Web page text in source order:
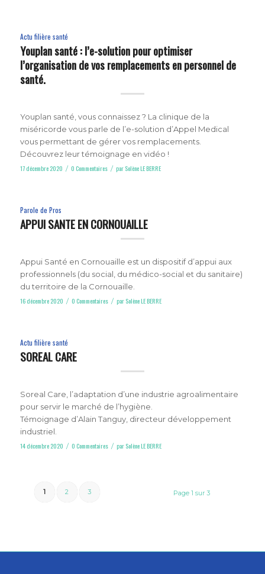
Actu filière santé
Youplan santé : l’e-solution pour optimiser
l’organisation de vos remplacements en personnel de
santé.
Youplan santé, vous connaissez ? La clinique de la
miséricorde vous parle de l’e-solution d’Appel Medical
vous permettant de gérer vos remplacements.
Découvrez leur témoignage en vidéo !
17 décembre 2020 / 0 Commentaires / parSolène LE BERRE
Parole de Pros
APPUI SANTE EN CORNOUAILLE
Appui Santé en Cornouaille est un dispositif d’appui aux
professionnels (du social, du médico-social et du sanitaire)
du territoire de la Cornouaille.
16 décembre 2020 / 0 Commentaires / parSolène LE BERRE
Actu filière santé
SOREAL CARE
Soreal Care, l’adaptation d’une industrie agroalimentaire
pour servir le marché de l’hygiène.
Témoignage d’Alain Tanguy, directeur développement
industriel.
14 décembre 2020 / 0 Commentaires / parSolène LE BERRE
Page 1 sur 3
1 2 3